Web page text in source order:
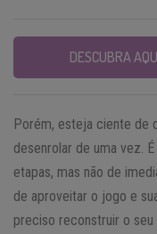
DESCUBRA
Porém, esteja ciente de
desenrolar de uma vez.
etapas, mas não de
de aproveitar o jogo e
preciso reconstruir o seu